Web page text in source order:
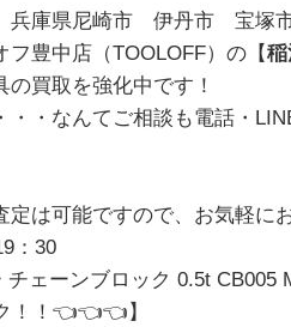
庫県尼崎市 伊丹市 宝塚
豊中店（TOOLOFF）の【
買取を強化中です！
・なんてご相談も電話・
は可能ですので、お気軽に
：30
ェーンブロック 0.5t CB005
！！ 👈👈👈】